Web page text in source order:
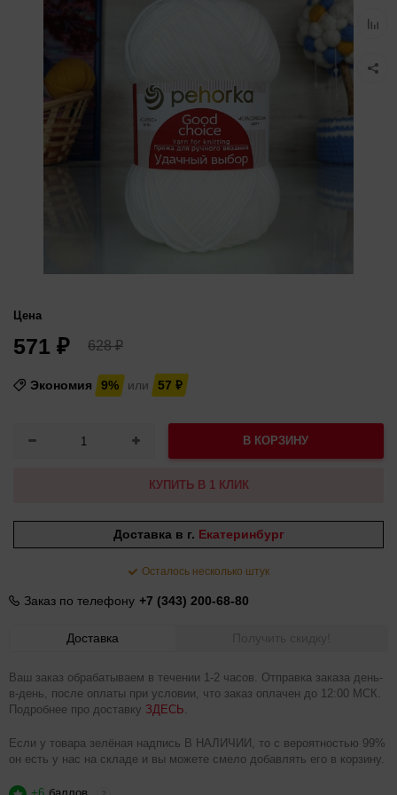
Цена
571 ₽ 628₽
Экономия 9% или 57 ₽
В КОРЗИНУ
КУПИТЬ В 1 КЛИК
Доставка в г. Екатеринбург
Осталось несколько штук
Заказ по телефону +7 (343) 200-68-80
Доставка
Ваш заказ обрабатываем в течении 1-2 часов. Отправка заказа день-
в-день, после оплаты при условии, что заказ оплачен до 12:00 МСК.
Подробнее про доставку ЗДЕСЬ.
Если у товара зелёная надпись В НАЛИЧИИ, то с вероятностью 99%
он есть у нас на складе и вы можете смело добавлять его в корзину.